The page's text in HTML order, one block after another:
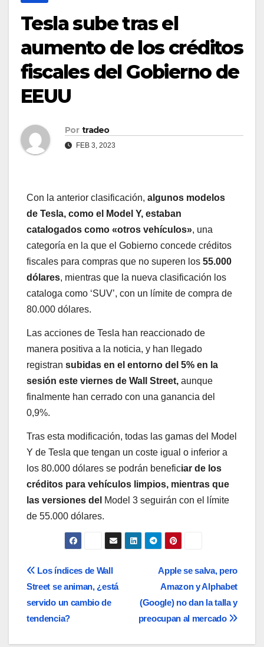
Tesla sube tras el
aumento de los créditos
fiscales del Gobierno de
EEUU
Por tradeo
FEB 3, 2023
Con la anterior clasificación, algunos modelos
de Tesla, como el Model Y, estaban
catalogados como «otros vehículos», una
categoría en la que el Gobierno concede créditos
fiscales para compras que no superen los 55.000
dólares, mientras que la nueva clasificación los
cataloga como ‘SUV’, con un límite de compra de
80.000 dólares.
Las acciones de Tesla han reaccionado de
manera positiva a la noticia, y han llegado
registran subidas en el entorno del 5% en la
sesión este viernes de Wall Street, aunque
finalmente han cerrado con una ganancia del
0,9%.
Tras esta modificación, todas las gamas del Model
Y de Tesla que tengan un coste igual o inferior a
los 80.000 dólares se podrán beneficiar de los
créditos para vehículos limpios, mientras que
las versiones del Model 3 seguirán con el límite
de 55.000 dólares.
Navegación
de
entradas
Apple se salva, pero
Amazon y Alphabet
(Google) no dan la talla y
preocupan al mercado
Los índices de Wall
Street se animan, ¿está
servido un cambio de
tendencia?